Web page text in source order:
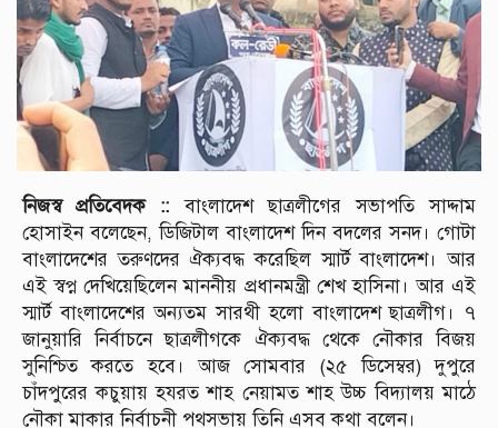
নিজস্ব প্রতিবেদক ::বাংলাদেশ ছাত্রলীগের সভাপতি সাদ্দাম
হোসাইন বলেছেন, ডিজিটাল বাংলাদেশ দিন বদলের সনদ। গোটা
বাংলাদেশের তরুণদের ঐক্যবদ্ধ করেছিল স্মার্ট বাংলাদেশ। আর
এই স্বপ্ন দেখিয়েছিলেন মাননীয় প্রধানমন্ত্রী শেখ হাসিনা। আর এই
স্মার্ট বাংলাদেশের অন্যতম সারথী হলো বাংলাদেশ ছাত্রলীগ। ৭
জানুয়ারি নির্বাচনে ছাত্রলীগকে ঐক্যবদ্ধ থেকে নৌকার বিজয়
সুনিশ্চিত করতে হবে। আজ সোমবার (২৫ ডিসেম্বর) দুপুরে
চাঁদপুরের কচুয়ায় হযরত শাহ নেয়ামত শাহ উচ্চ বিদ্যালয় মাঠে
নৌকা মাকার নির্বাচনী পথসভায় তিনি এসব কথা বলেন।